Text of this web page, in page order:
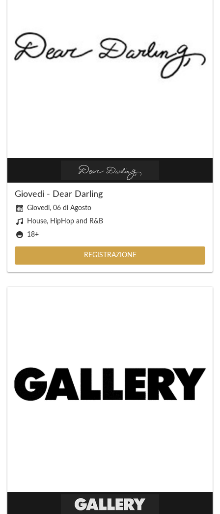
Giovedi - Dear Darling
Giovedi, 06 di Agosto
House, HipHop and R&B
18+
REGISTRAZIONE